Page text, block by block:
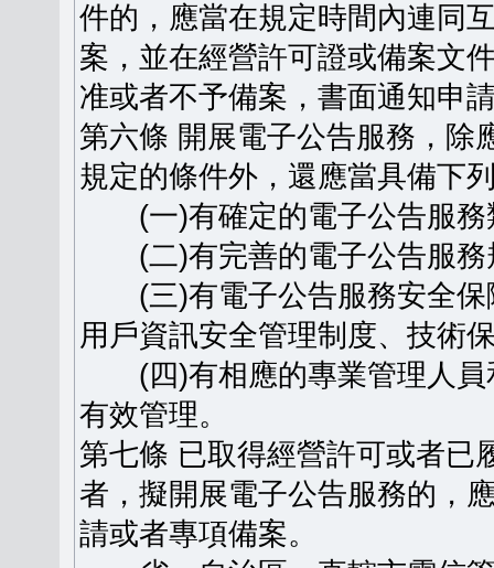
件的，應當在規定時間內連同
案，並在經營許可證或備案文
准或者不予備案，書面通知申
第六條 開展電子公告服務，除
規定的條件外，還應當具備下
(一)有確定的電子公告服務
(二)有完善的電子公告服務
(三)有電子公告服務安全保
用戶資訊安全管理制度、技術
(四)有相應的專業管理人員
有效管理。
第七條 已取得經營許可或者已
者，擬開展電子公告服務的，
請或者專項備案。